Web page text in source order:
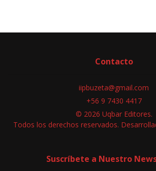
Contacto
iipbuzeta@gmail.com
+56 9 7430 4417
© 2026 Uqbar Editores.
Todos los derechos reservados.
Suscríbete a Nuestro